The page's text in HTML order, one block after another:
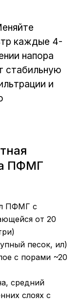
каждые 4-
напора
стабильную
и
ПФМГ
ПФМГ с
от 20
песок, ил)
с порами ~20
средний
слоях с